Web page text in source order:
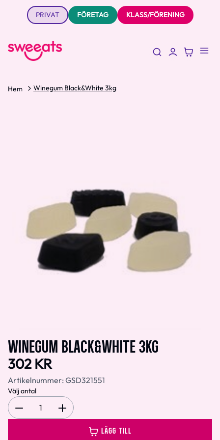
PRIVAT FÖRETAG KLASS/FÖRENING
Hem Winegum Black&White 3kg
WINEGUM BLACK&WHITE 3KG
302 KR
Artikelnummer: GSD321551
Välj antal
1
LÄGG TILL